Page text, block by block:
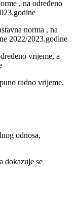
, na određeno
norma , na
2022/2023.godine
vrijeme, a
radno vrijeme,
odnosa,
dokazuje se